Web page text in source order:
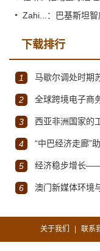
Zahi...：巴基斯坦智
下载排行
1 马歇尔调处时期苏
2 全球跨境电子商
3 西亚非洲国家的
4 “中巴经济走廊”
5 经济稳步增长——
6 澳门新媒体环境
关于我们 联系